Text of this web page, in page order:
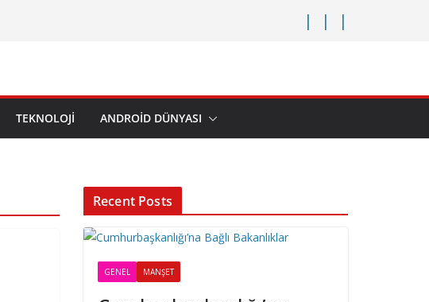
TEKNOLOJI ANDROID DÜNYASI
Recent Posts
GENEL MANŞET